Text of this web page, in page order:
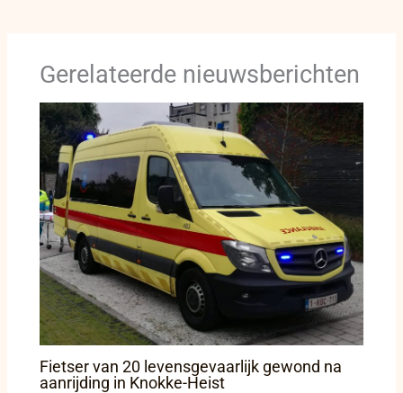
Gerelateerde nieuwsberichten
Fietser van 20 levensgevaarlijk gewond na
aanrijding in Knokke-Heist